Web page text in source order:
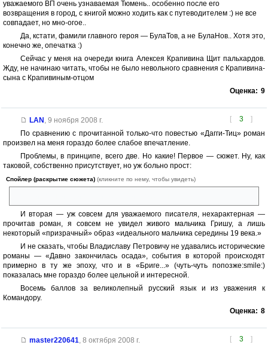
уважаемого ВП очень узнаваемая Тюмень.. особенно после его
возвращения в город, с книгой можно ходить как с путеводителем :) не все
совпадает, но мно-огое..
Да, кстати, фамили главного героя — БулаТов, а не БулаНов.. Хотя это,
конечно же, опечатка :)
Сейчас у меня на очереди книга Алексея Крапивина Щит пальхардов.
Жду, не начинаю читать, чтобы не было невольного сравнения с Крапивина-
сына с Крапивиным-отцом
Оценка: 9
[ 3 ]
LAN 9 ноября 2008 г.
По сравнению с прочитанной только-что повестью «Дагги-Тиц» роман
произвел на меня гораздо более слабое впечатление.
Проблемы, в принципе, всего две. Но какие! Первое — сюжет. Ну, как
таковой, собственно присутствует, но уж больно прост:
Спойлер (раскрытие сюжета) (кликните по нему, чтобы увидеть)
И вторая — уж совсем для уважаемого писателя, нехарактерная —
прочитав роман, я совсем не увидел живого мальчика Гришу, а лишь
некоторый «призрачный» образ «идеального мальчика середины 19 века.»
И не сказать, чтобы Владиславу Петровичу не удавались исторические
романы — «Давно закончилась осада», события в которой происходят
примерно в ту же эпоху, что и в «Бриге...» (чуть-чуть попозже:smile:)
показалась мне гораздо более цельной и интересной.
Восемь баллов за великолепный русский язык и из уважения к
Командору.
Оценка: 8
[ 3 ]
master220641 8 октября 2008 г.